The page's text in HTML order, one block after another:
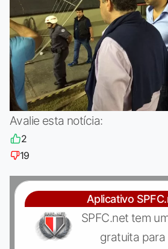
Avalie esta notícia:
2
19
Aplicativo
SPFC.net tem
gratuita para